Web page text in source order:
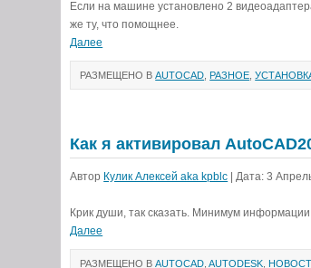
Если на машине установлено 2
же ту, что помощнее.
Далее
РАЗМЕЩЕНО ВAUTOCAD ,РАЗНОЕ ,
Как я активировал
Автор Кулик Алексей aka kpblc | Дата: 3
Крик души, так сказать. Минимум
Далее
РАЗМЕЩЕНО ВAUTOCAD ,AUTODESK ,